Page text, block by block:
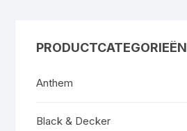
PRODUCTCATEGORIEËN
Anthem
Black & Decker